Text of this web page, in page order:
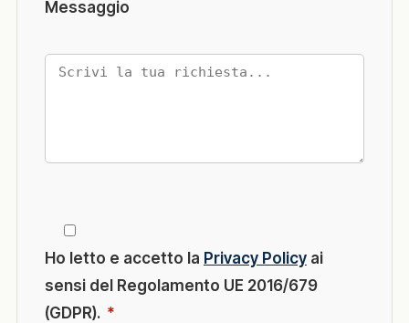
Messaggio
Ho letto e accetto la Privacy Policyai
sensi del Regolamento UE 2016/679
(GDPR). *